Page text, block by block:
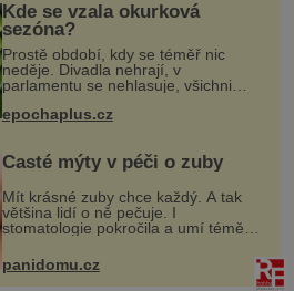
Kde se vzala okurková
sezóna?
Prostě období, kdy se téměř nic
neděje. Divadla nehrají, v
parlamentu se nehlasuje, všichni
o čem mluvit a psát. A vymýšlejí si
epochaplus.cz
Časté mýty v péči o zuby
Mít krásné zuby chce každý. A tak
většina lidí o ně pečuje. I
stomatologie pokročila a umí téměř
které se tradují, nedaří vyvrátit.
Které? Večer místo čištění s
panidomu.cz